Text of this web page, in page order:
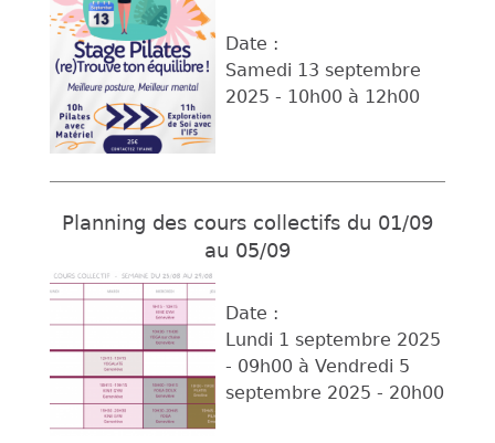
Date :
Samedi 13 septembre
2025 - 10h00 à 12h00
Planning des cours collectifs du 01/09
au 05/09
Date :
Lundi 1 septembre 2025
- 09h00 à Vendredi 5
septembre 2025 - 20h00